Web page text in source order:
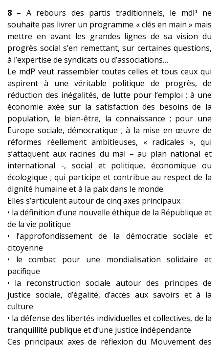
8 – A rebours des partis traditionnels, le mdP ne
souhaite pas livrer un programme « clés en main » mais
mettre en avant les grandes lignes de sa vision du
progrès social s’en remettant, sur certaines questions,
à l’expertise de syndicats ou d’associations…
Le mdP veut rassembler toutes celles et tous ceux qui
aspirent à une véritable politique de progrès, de
réduction des inégalités, de lutte pour l’emploi ; à une
économie axée sur la satisfaction des besoins de la
population, le bien-être, la connaissance ; pour une
Europe sociale, démocratique ; à la mise en œuvre de
réformes réellement ambitieuses, « radicales », qui
s’attaquent aux racines du mal – au plan national et
international -, social et politique, économique ou
écologique ; qui participe et contribue au respect de la
dignité humaine et à la paix dans le monde.
Elles s’articulent autour de cinq axes principaux :
• la définition d’une nouvelle éthique de la République et
de la vie politique
• l’approfondissement de la démocratie sociale et
citoyenne
• le combat pour une mondialisation solidaire et
pacifique
• la reconstruction sociale autour des principes de
justice sociale, d’égalité, d’accès aux savoirs et à la
culture
• la défense des libertés individuelles et collectives, de la
tranquillité publique et d’une justice indépendante
Ces principaux axes de réflexion du Mouvement des